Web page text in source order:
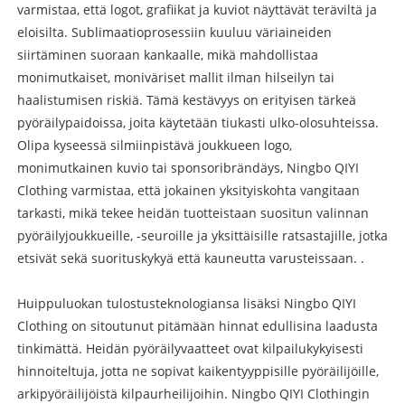
varmistaa, että logot, grafiikat ja kuviot näyttävät teräviltä ja
eloisilta. Sublimaatioprosessiin kuuluu väriaineiden
siirtäminen suoraan kankaalle, mikä mahdollistaa
monimutkaiset, moniväriset mallit ilman hilseilyn tai
haalistumisen riskiä. Tämä kestävyys on erityisen tärkeä
pyöräilypaidoissa, joita käytetään tiukasti ulko-olosuhteissa.
Olipa kyseessä silmiinpistävä joukkueen logo,
monimutkainen kuvio tai sponsoribrändäys, Ningbo QIYI
Clothing varmistaa, että jokainen yksityiskohta vangitaan
tarkasti, mikä tekee heidän tuotteistaan ​​suositun valinnan
pyöräilyjoukkueille, -seuroille ja yksittäisille ratsastajille, jotka
etsivät sekä suorituskykyä että kauneutta varusteissaan. .
Huippuluokan tulostusteknologiansa lisäksi Ningbo QIYI
Clothing on sitoutunut pitämään hinnat edullisina laadusta
tinkimättä. Heidän pyöräilyvaatteet ovat kilpailukykyisesti
hinnoiteltuja, jotta ne sopivat kaikentyyppisille pyöräilijöille,
arkipyöräilijöistä kilpaurheilijoihin. Ningbo QIYI Clothingin